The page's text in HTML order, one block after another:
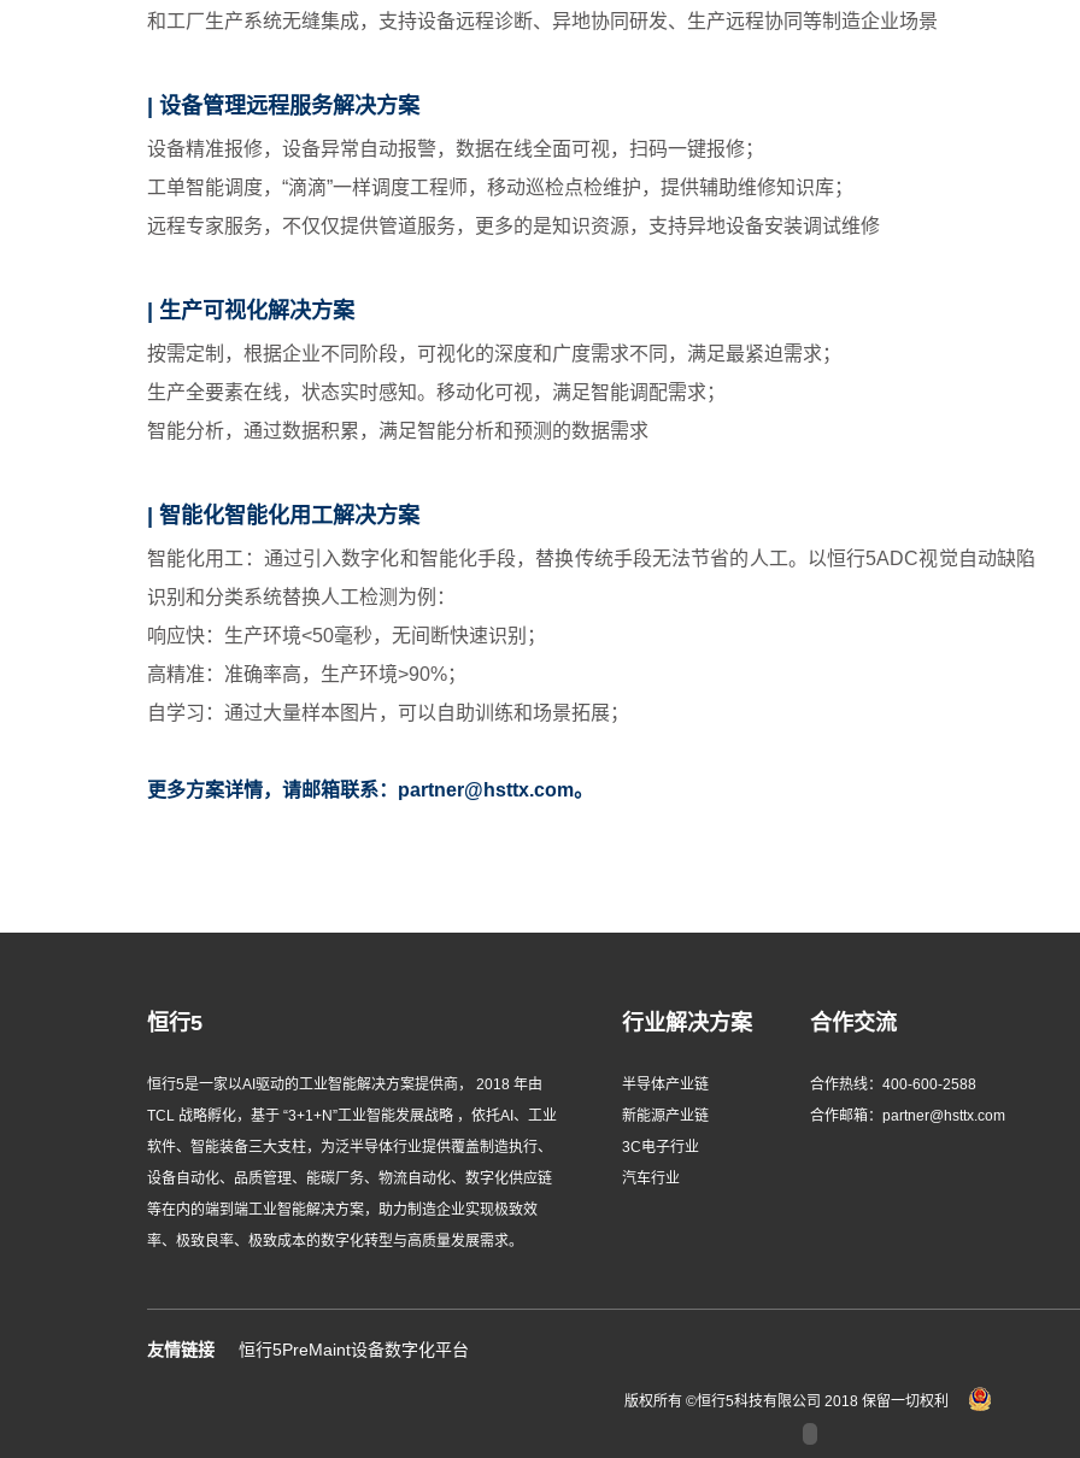
和工厂生产系统无缝集成，支持设备远程诊断、异地协同研发、生产远程协同等制造企业场景
| 设备管理远程服务解决方案
设备精准报修，设备异常自动报警，数据在线全面可视，扫码一键报修；
工单智能调度，“滴滴”一样调度工程师，移动巡检点检维护，提供辅助维修知识库；
远程专家服务，不仅仅提供管道服务，更多的是知识资源，支持异地设备安装调试维修
| 生产可视化解决方案
按需定制，根据企业不同阶段，可视化的深度和广度需求不同，满足最紧迫需求；
生产全要素在线，状态实时感知。移动化可视，满足智能调配需求；
智能分析，通过数据积累，满足智能分析和预测的数据需求
| 智能化智能化用工解决方案
智能化用工：通过引入数字化和智能化手段，替换传统手段无法节省的人工。以恒行5ADC视觉自动缺陷
识别和分类系统替换人工检测为例：
响应快：生产环境<50毫秒，无间断快速识别；
高精准：准确率高，生产环境>90%；
自学习：通过大量样本图片，可以自助训练和场景拓展；
更多方案详情，请邮箱联系：partner@hsttx.com。
恒行5
恒行5是一家以AI驱动的工业智能解决方案提供商， 2018 年由
TCL 战略孵化，基于 “3+1+N”工业智能发展战略 ，依托AI、工业
软件、智能装备三大支柱，为泛半导体行业提供覆盖制造执行、
设备自动化、品质管理、能碳厂务、物流自动化、数字化供应链
等在内的端到端工业智能解决方案，助力制造企业实现极致效
率、极致良率、极致成本的数字化转型与高质量发展需求。
行业解决方案
半导体产业链
新能源产业链
3C电子行业
汽车行业
合作交流
合作热线：400-600-2588
合作邮箱：partner@hsttx.com
友情链接 恒行5PreMaint设备数字化平台
版权所有 ©恒行5科技有限公司 2018 保留一切权利